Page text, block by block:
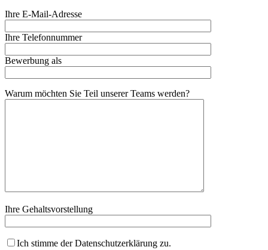
Ihre E-Mail-Adresse
Ihre Telefonnummer
Bewerbung als
Warum möchten Sie Teil unserer Teams werden?
Ihre Gehaltsvorstellung
Ich stimme der Datenschutzerklärung zu.